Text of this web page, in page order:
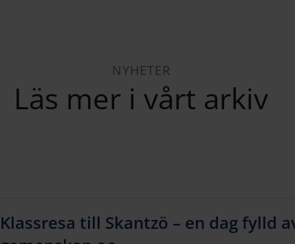
NYHETER
Läs mer i vårt arkiv
Klassresa till Skantzö – en dag fylld